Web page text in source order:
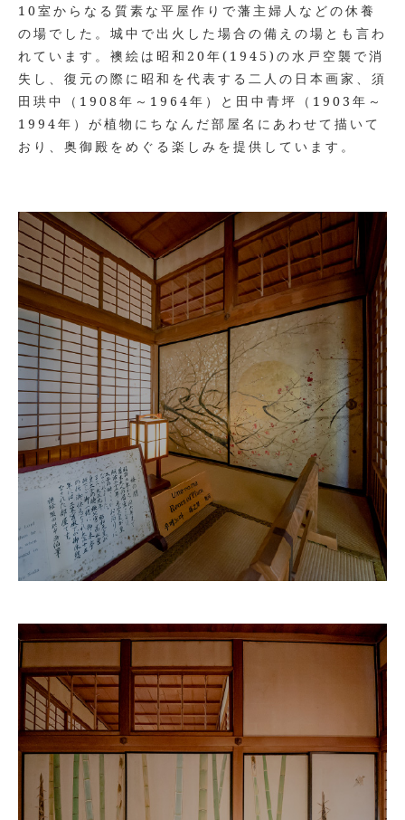
10室からなる質素な平屋作りで藩主婦人などの休養
の場でした。城中で出火した場合の備えの場とも言わ
れています。襖絵は昭和20年(1945)の水戸空襲で消
失し、復元の際に昭和を代表する二人の日本画家、須
田珙中（1908年～1964年）と田中青坪（1903年～
1994年）が植物にちなんだ部屋名にあわせて描いて
おり、奥御殿をめぐる楽しみを提供しています。